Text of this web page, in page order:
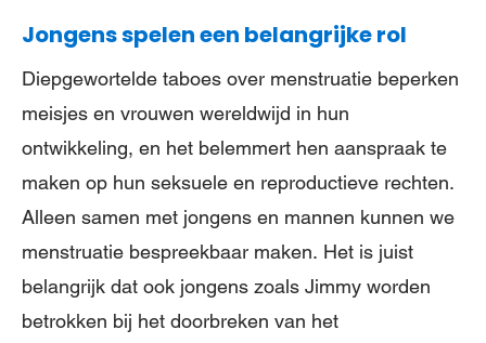
Jongens spelen een belangrijke rol
Diepgewortelde taboes over menstruatie beperken
meisjes en vrouwen wereldwijd in hun
ontwikkeling, en het belemmert hen aanspraak te
maken op hun seksuele en reproductieve rechten.
Alleen samen met jongens en mannen kunnen we
menstruatie bespreekbaar maken. Het is juist
belangrijk dat ook jongens zoals Jimmy worden
betrokken bij het doorbreken van het